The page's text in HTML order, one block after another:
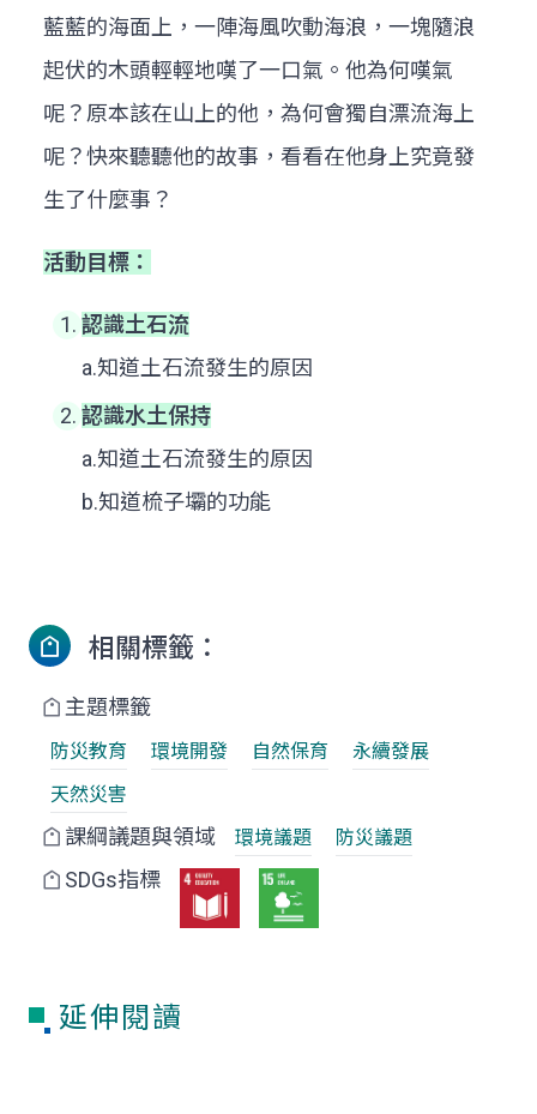
藍藍的海面上，一陣海風吹動海浪，一塊隨浪
起伏的木頭輕輕地嘆了一口氣。他為何嘆氣
呢？原本該在山上的他，為何會獨自漂流海上
呢？快來聽聽他的故事，看看在他身上究竟發
生了什麼事？
活動目標：
認識土石流
a.知道土石流發生的原因
認識水土保持
a.知道土石流發生的原因
b.知道梳子壩的功能
相關標籤：
主題標籤
防災教育 環境開發 自然保育
永續發展
天然災害
課綱議題與領域 環境議題 防災議題
SDGs指標
延伸閱讀